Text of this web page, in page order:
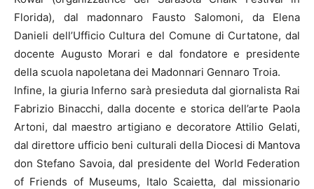
Florida), dal madonnaro Fausto Salomoni, da Elena
Danieli dell’Ufficio Cultura del Comune di Curtatone, dal
docente Augusto Morari e dal fondatore e presidente
della scuola napoletana dei Madonnari Gennaro Troia.
Infine, la giuria Inferno sarà presieduta dal giornalista Rai
Fabrizio Binacchi, dalla docente e storica dell’arte Paola
Artoni, dal maestro artigiano e decoratore Attilio Gelati,
dal direttore ufficio beni culturali della Diocesi di Mantova
don Stefano Savoia, dal presidente del World Federation
of Friends of Museums, Italo Scaietta, dal missionario